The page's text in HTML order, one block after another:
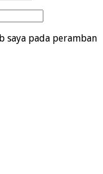
saya pada peramban